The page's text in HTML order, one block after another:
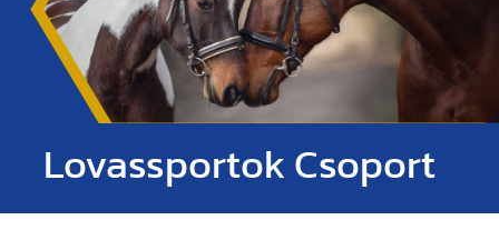
Lovassportok Csoport